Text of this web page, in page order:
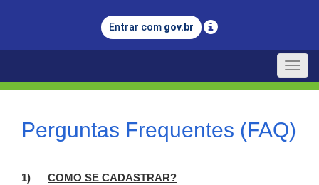
Legislação
Entrar com gov.br
Toggle
Perguntas Frequentes (FAQ)
1) COMO SE CADASTRAR?